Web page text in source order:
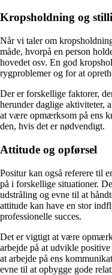
Kropsholdning og
Når vi taler om
måde, hvorpå en person
hovedet osv. En god
rygproblemer og for at
Der er forskellige faktorer,
herunder daglige aktiviteter,
at være opmærksom på ens
den, hvis det er nødvendigt.
Attitude og opførsel
Positur kan også referere til
på i forskellige situationer.
udstråling og evne til at
attitude kan have en stor
professionelle succes.
Det er vigtigt at være
arbejde på at udvikle
at arbejde på ens
evne til at opbygge gode